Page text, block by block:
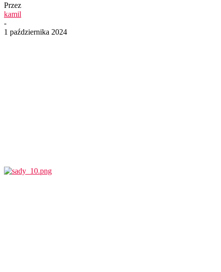
Przez
kamil
-
1 października 2024